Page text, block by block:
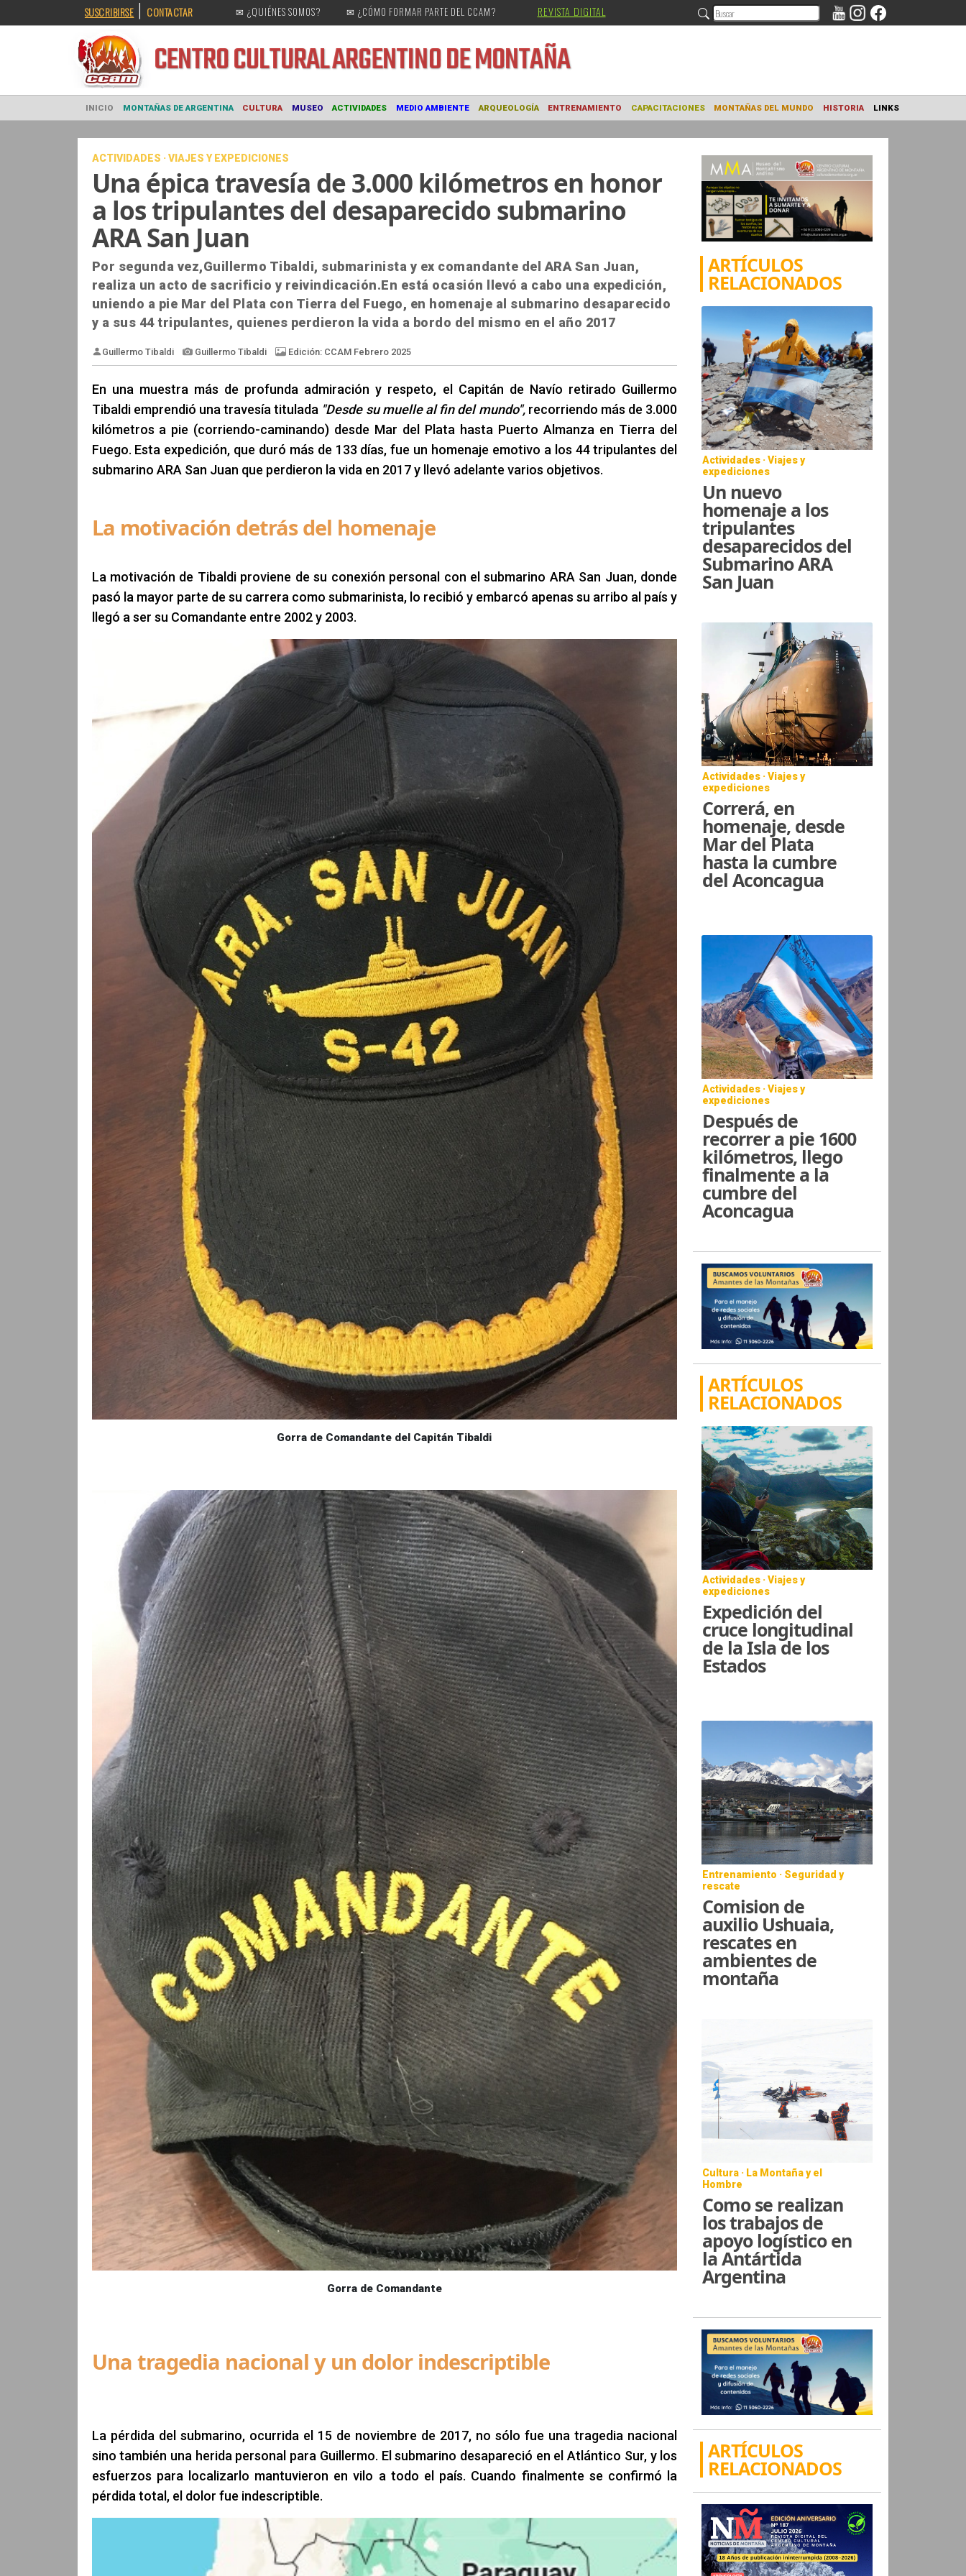
SUSCRIBIRSE | CONTACTAR ✉ ¿QUIÉNES SOMOS? ✉ ¿CÓMO FORMAR PARTE DEL CCAM? REVISTA DIGITAL
CENTRO CULTURALARGENTINO DE MONTAÑA
INICIO MONTAÑAS DE ARGENTINA CULTURA MUSEO ACTIVIDADES MEDIO AMBIENTE ARQUEOLOGÍA ENTRENAMIENTO CAPACITACIONES MONTAÑAS DEL MUNDO HISTORIA
ACTIVIDADES · VIAJES Y EXPEDICIONES
Una épica travesía de 3.000 kilómetros en honor
a los tripulantes del desaparecido submarino
ARA San Juan
Por segunda vez,Guillermo Tibaldi, submarinista y ex comandante del ARA San Juan,
realiza un acto de sacrificio y reivindicación.En está ocasión llevó a cabo una expedición,
uniendo a pie Mar del Plata con Tierra del Fuego, en homenaje al submarino desaparecido
y a sus 44 tripulantes, quienes perdieron la vida a bordo del mismo en el año 2017
Guillermo Tibaldi Guillermo Tibaldi
En una muestra más de profunda admiración y respeto, el Capitán de Navío retirado Guillermo
Tibaldi emprendió una travesía titulada "Desde su muelle al fin del mundo",recorriendo más de 3.000
kilómetros a pie (corriendo-caminando) desde Mar del Plata hasta Puerto Almanza en Tierra del
Fuego. Esta expedición, que duró más de 133 días, fue un homenaje emotivo a los 44 tripulantes del
submarino ARA San Juan que perdieron la vida en 2017 y llevó adelante varios objetivos.
La motivación detrás del homenaje
La motivación de Tibaldi proviene de su conexión personal con el submarino ARA San Juan, donde
pasó la mayor parte de su carrera como submarinista, lo recibió y embarcó apenas su arribo al país y
llegó a ser su Comandante entre 2002 y 2003.
Gorra de Comandante del Capitán Tibaldi
Gorra de Comandante
Una tragedia nacional y un dolor indescriptible
La pérdida del submarino, ocurrida el 15 de noviembre de 2017, no sólo fue una tragedia nacional
sino también una herida personal para Guillermo. El submarino desapareció en el Atlántico Sur, y los
esfuerzos para localizarlo mantuvieron en vilo a todo el país. Cuando finalmente se confirmó la
pérdida total, el dolor fue indescriptible.
ARTÍCULOS
RELACIONADOS
Actividades · Viajes y
expediciones
Un nuevo
homenaje a los
tripulantes
desaparecidos del
Submarino ARA
San Juan
Actividades · Viajes y
expediciones
Correrá, en
homenaje, desde
Mar del Plata
hasta la cumbre
del Aconcagua
Actividades · Viajes y
expediciones
Después de
recorrer a pie 1600
kilómetros, llego
finalmente a la
cumbre del
Aconcagua
ARTÍCULOS
RELACIONADOS
Actividades · Viajes y
expediciones
Expedición del
cruce longitudinal
de la Isla de los
Estados
Entrenamiento · Seguridad y
rescate
Comision de
auxilio Ushuaia,
rescates en
ambientes de
montaña
Cultura · La Montaña y el
Hombre
Como se realizan
los trabajos de
apoyo logístico en
la Antártida
Argentina
ARTÍCULOS
RELACIONADOS